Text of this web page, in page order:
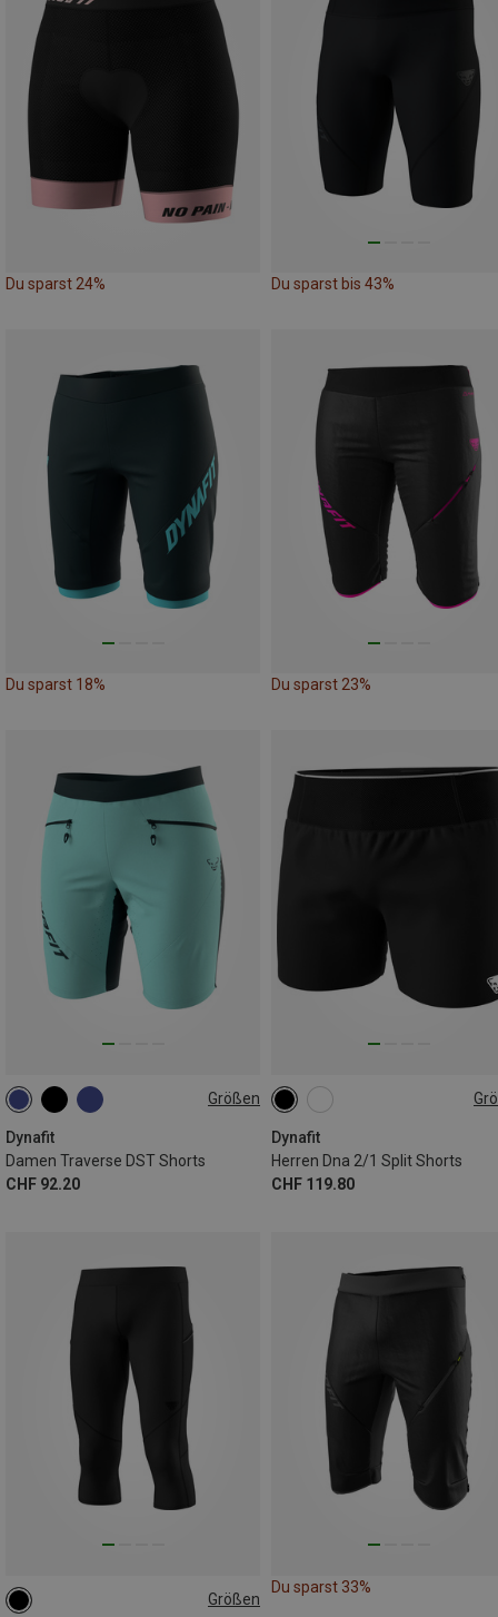
Du sparst 24% Du sparst bis 43%
Du sparst 18% Du sparst 23%
Größen
Dynafit
Damen Traverse DST Shorts
CHF 92.20
XS S M
Dynafit
Herren Dna 2/1 Split Shorts
CHF 119.80
M L
Größen
S
Du sparst 33%